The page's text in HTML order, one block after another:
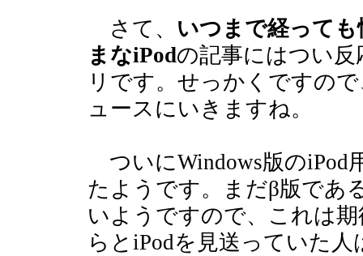
さて、 いつまで経って
まなiPodの記事にはつい
リです。せっかくですの
ュースにいきますね。
ついにWindows版のiPod
たようです。まだβ版であ
いようですので、これは
らとiPodを見送っていた